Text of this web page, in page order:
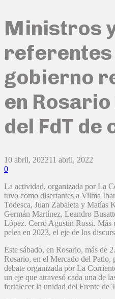
Ministros
referentes
gobierno
en
del FdT de
10 abril, 202211 abril, 2022
0
La actividad, organizada por La
tuvo como disertantes a Vilma
Todesca, Juan Zabaleta y Matías
Germán Martínez, Leandro
López. Cerró Agustín Rossi. Más
pelea en 2023, el eje de los
Este sábado, en Rosario, más de
Rosario, en el Mercado del Patio,
debate organizada por La
un eje que atravesó cada una de
fortalecer la unidad del Frente de